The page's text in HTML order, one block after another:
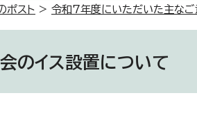
ポスト > 令和7年度にいただいた主なご
のイス設置について